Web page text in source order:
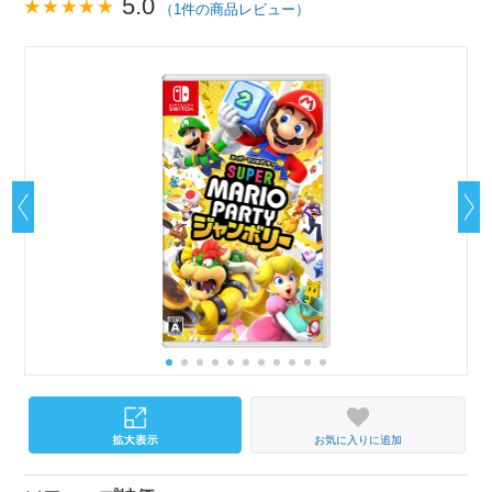
5.0 （1件の商品レビュー）
お気に入りに追加